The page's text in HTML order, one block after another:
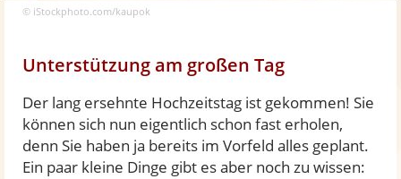
© iStockphoto.com/kaupok
Unterstützung am großen Tag
Der lang ersehnte Hochzeitstag ist gekommen! Sie
können sich nun eigentlich schon fast erholen,
denn Sie haben ja bereits im Vorfeld alles geplant.
Ein paar kleine Dinge gibt es aber noch zu wissen: